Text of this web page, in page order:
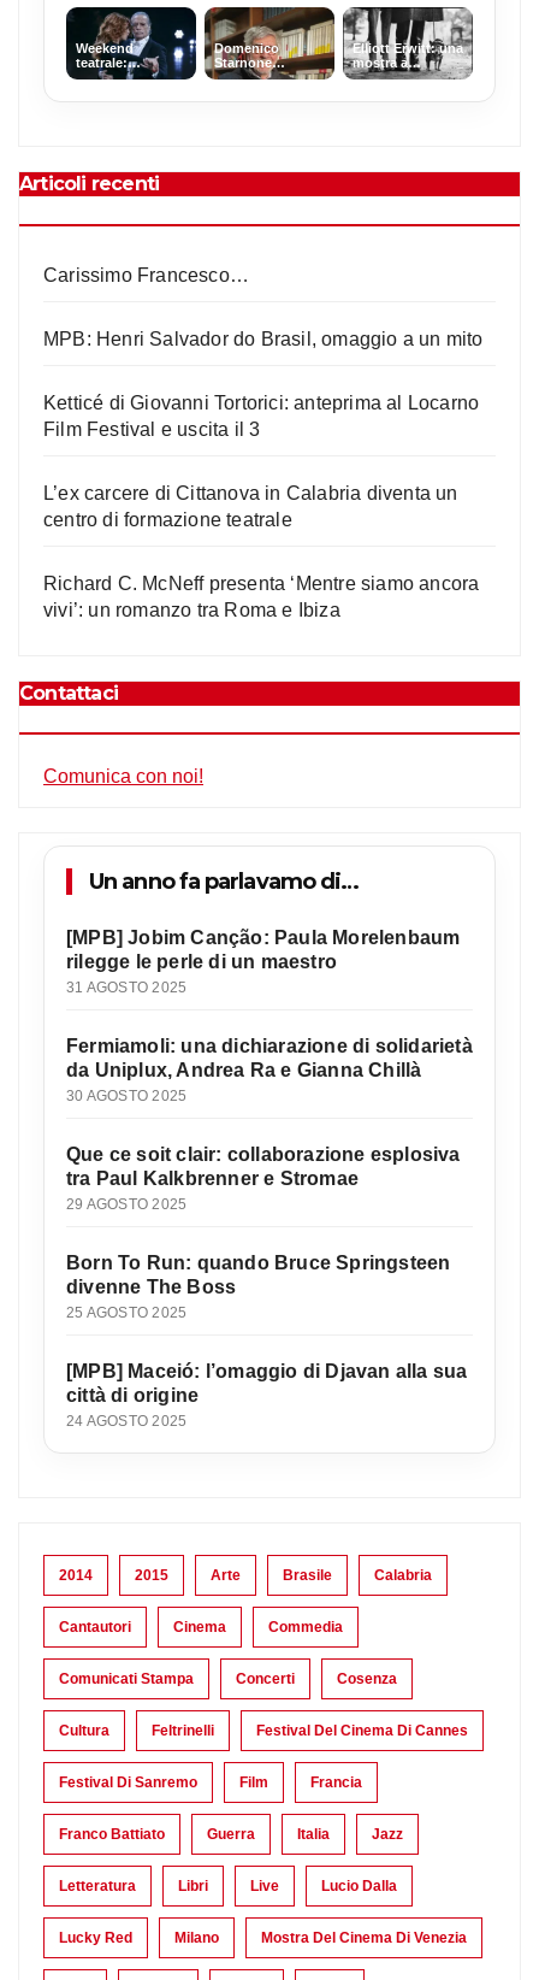
un centro di
formazione
teatrale
ancora vivi’: un
romanzo tra
Roma e Ibiza
raccontano
l’Italia in autunno
Weekend
teatrale:
Montesano,
Domenico
Starnone
premiato alla
Elliott Erwitt: una
mostra a
Bologna per
Articoli recenti
Carissimo Francesco…
MPB: Henri Salvador do Brasil, omaggio a un mito
Ketticé di Giovanni Tortorici: anteprima al Locarno
Film Festival e uscita il 3
L’ex carcere di Cittanova in Calabria diventa un
centro di formazione teatrale
Richard C. McNeff presenta ‘Mentre siamo ancora
vivi’: un romanzo tra Roma e Ibiza
Contattaci
Comunica con noi!
Un anno fa parlavamo di…
[MPB] Jobim Canção: Paula Morelenbaum
rilegge le perle di un maestro
31 AGOSTO 2025
Fermiamoli: una dichiarazione di solidarietà
da Uniplux, Andrea Ra e Gianna Chillà
30 AGOSTO 2025
Que ce soit clair: collaborazione esplosiva
tra Paul Kalkbrenner e Stromae
29 AGOSTO 2025
Born To Run: quando Bruce Springsteen
divenne The Boss
25 AGOSTO 2025
[MPB] Maceió: l’omaggio di Djavan alla sua
città di origine
24 AGOSTO 2025
2014 2015 Arte Brasile Calabria
Cantautori Cinema Commedia
Comunicati Stampa Concerti Cosenza
Cultura Feltrinelli Festival Del Cinema Di Cannes
Festival Di Sanremo Film Francia
Franco Battiato Guerra Italia Jazz
Letteratura Libri Live Lucio Dalla
Lucky Red Milano Mostra Del Cinema Di Venezia